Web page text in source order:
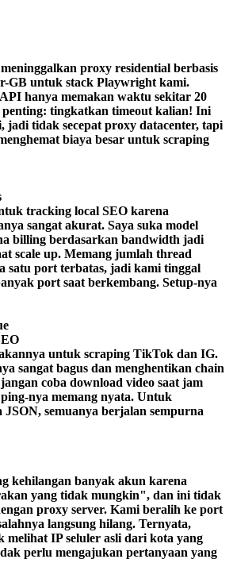
proxy residential berbasis
GB untuk stack Playwright kami.
hanya memakan waktu sekitar 20
penting: tingkatkan timeout kalian! Ini
jadi tidak secepat proxy datacenter, tapi
biaya besar untuk scraping
tracking local SEO karena
sangat akurat. Saya suka model
billing berdasarkan bandwidth jadi
scale up. Memang jumlah thread
satu port terbatas, jadi kami tinggal
port saat berkembang. Setup-nya
untuk scraping TikTok dan IG.
sangat bagus dan menghentikan chain
coba download video saat jam
nya memang nyata. Untuk
JSON, semuanya berjalan sempurna
kehilangan banyak akun karena
yang tidak mungkin", dan ini tidak
proxy server. Kami beralih ke port
langsung hilang. Ternyata,
melihat IP seluler asli dari kota yang
perlu mengajukan pertanyaan yang